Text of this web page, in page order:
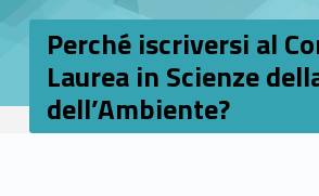
Perché iscriversi al
Laurea in Scienze
dell’Ambiente?